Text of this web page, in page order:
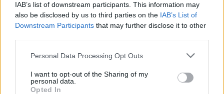
IAB’s list of downstream participants. This information may
also be disclosed by us to third parties on the IAB’s List of
Downstream Participants that may further disclose it to other
Personal Data Processing Opt Outs
I want to opt-out of the Sharing of my
personal data.
Opted In
MEDIA
Αγγελική: Τα κρυμμένα μυστικά που θα